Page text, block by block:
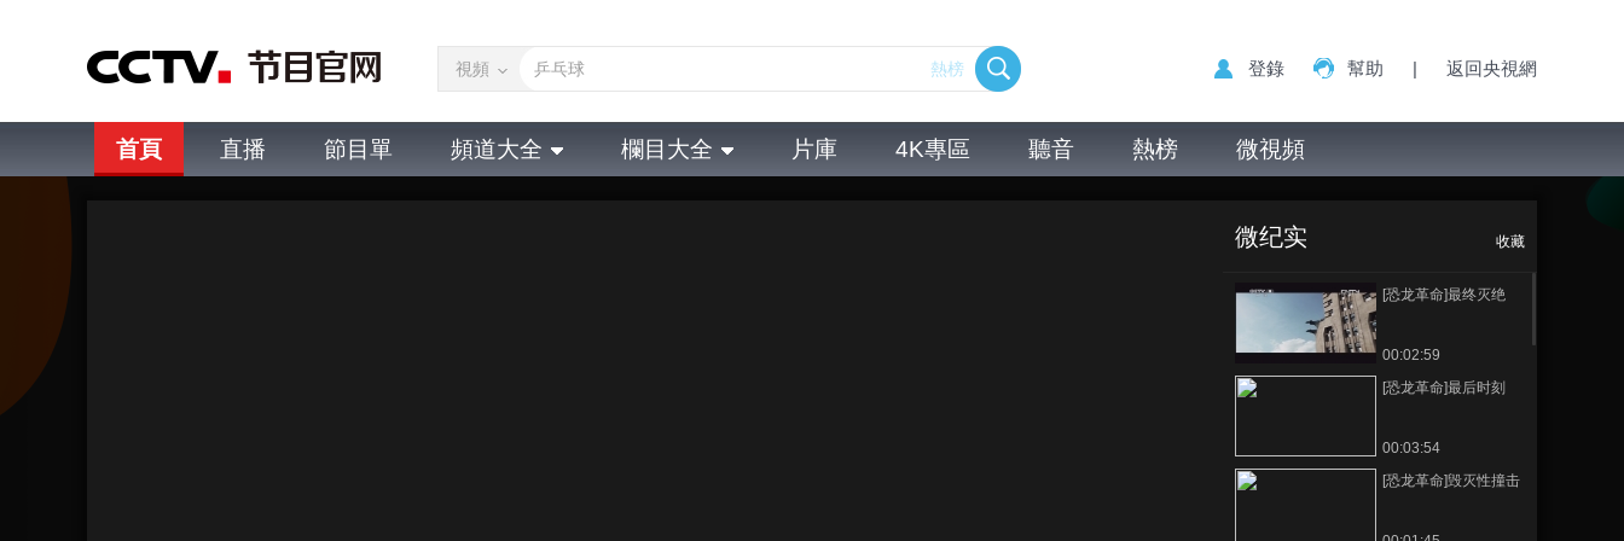
視頻 熱榜 登錄 幫助 | 返回央視網
首頁 直播 節目單 頻道大全 欄目大全 片庫 4K專區 聽音 熱榜 微視頻
微纪实 收藏
[恐龙革命]最终灭绝
00:02:59
[恐龙革命]最后时刻
00:03:54
[恐龙革命]毁灭性撞击